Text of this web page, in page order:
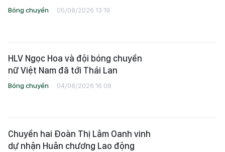
Bóng chuyền 05/08/2026 13:19
HLV Ngọc Hoa và đội bóng chuyền
nữ Việt Nam đã tới Thái Lan
Bóng chuyền 04/08/2026 16:08
Chuyền hai Đoàn Thị Lâm Oanh vinh
dự nhận Huân chương Lao động